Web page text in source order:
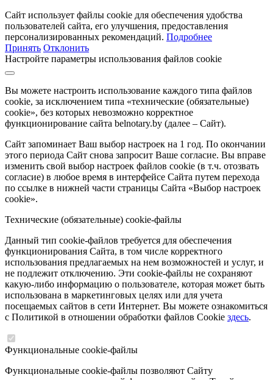
Сайт использует файлы cookie для обеспечения удобства
пользователей сайта, его улучшения, предоставления
персонализированных рекомендаций. Подробнее
Принять Отклонить
Настройте параметры использования файлов cookie
Вы можете настроить использование каждого типа файлов
cookie, за исключением типа «технические (обязательные)
cookie», без которых невозможно корректное
функционирование сайта belnotary.by (далее – Сайт).
Сайт запоминает Ваш выбор настроек на 1 год. По окончании
этого периода Сайт снова запросит Ваше согласие. Вы вправе
изменить свой выбор настроек файлов cookie (в т.ч. отозвать
согласие) в любое время в интерфейсе Сайта путем перехода
по ссылке в нижней части страницы Сайта «Выбор настроек
cookie».
Технические (обязательные) cookie-файлы
Данный тип cookie-файлов требуется для обеспечения
функционирования Сайта, в том числе корректного
использования предлагаемых на нем возможностей и услуг, и
не подлежит отключению. Эти cookie-файлы не сохраняют
какую-либо информацию о пользователе, которая может быть
использована в маркетинговых целях или для учета
посещаемых сайтов в сети Интернет. Вы можете ознакомиться
с Политикой в отношении обработки файлов Cookie здесь.
Функциональные cookie-файлы
Функциональные cookie-файлы позволяют Сайту